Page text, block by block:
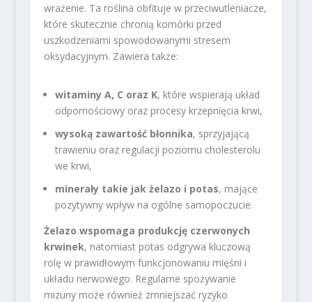
wrażenie. Ta roślina obfituje w przeciwutleniacze,
które skutecznie chronią komórki przed
uszkodzeniami spowodowanymi stresem
oksydacyjnym. Zawiera także:
witaminy A, C oraz K, które wspierają układ
odpornościowy oraz procesy krzepnięcia krwi,
wysoką zawartość błonnika, sprzyjającą
trawieniu oraz regulacji poziomu cholesterolu
we krwi,
minerały takie jak żelazo i potas, mające
pozytywny wpływ na ogólne samopoczucie.
Żelazo wspomaga produkcję czerwonych
krwinek, natomiast potas odgrywa kluczową
rolę w prawidłowym funkcjonowaniu mięśni i
układu nerwowego. Regularne spożywanie
mizuny może również zmniejszać ryzyko